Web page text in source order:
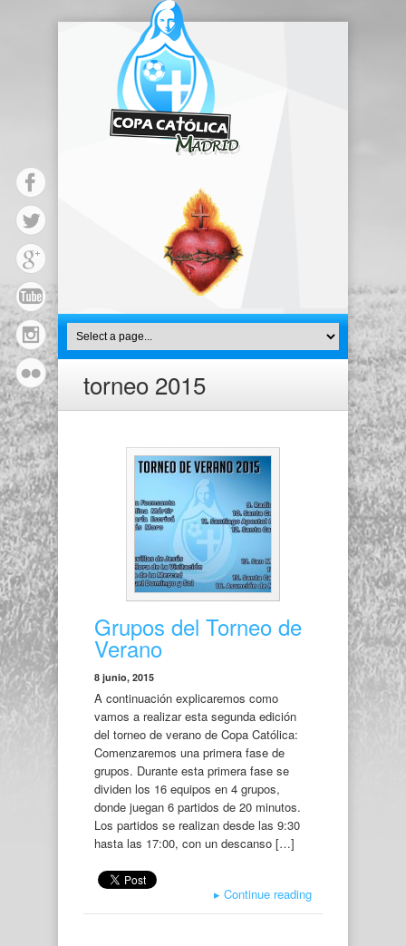
torneo 2015
Grupos del Torneo de
Verano
8 junio, 2015
A continuación explicaremos como
vamos a realizar esta segunda edición
del torneo de verano de Copa Católica:
Comenzaremos una primera fase de
grupos. Durante esta primera fase se
dividen los 16 equipos en 4 grupos,
donde juegan 6 partidos de 20 minutos.
Los partidos se realizan desde las 9:30
hasta las 17:00, con un descanso […]
▸ Continue reading